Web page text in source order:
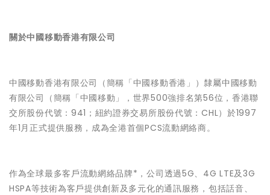
關於中國移動香港有限公司
中國移動香港有限公司（簡稱「中國移動香港」）隸屬中國移動
有限公司（簡稱「中國移動」，世界500強排名第56位，香港聯
交所股份代號：941；紐約證券交易所股份代號：CHL）於1997
年1月正式提供服務，成為全港首個PCS流動網絡商。
作為全球最多客戶流動網絡品牌*，公司透過5G、4G LTE及3G
HSPA等技術為客戶提供創新及多元化的通訊服務，包括話音、